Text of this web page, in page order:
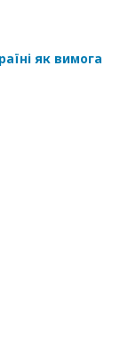
як вимога